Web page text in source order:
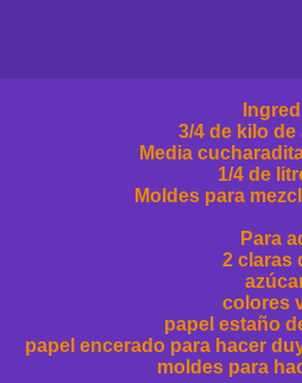
3/4 de kilo
Media
1/4 de
Moldes para
Para
2 claras
colores
papel estaño
papel encerado para hacer
moldes para